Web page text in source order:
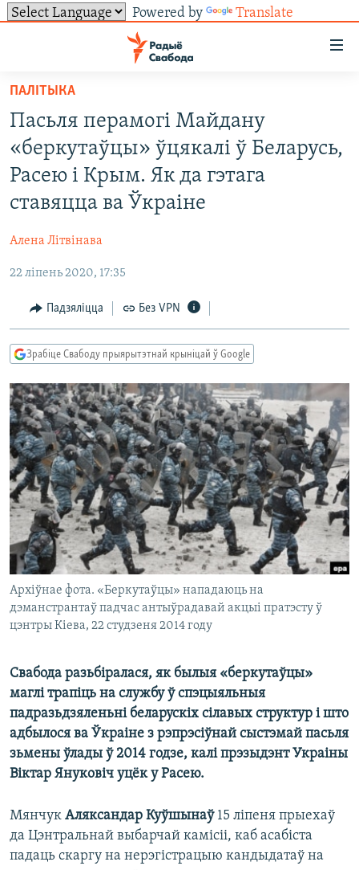
Powered by Translate
ўнівэрсальнага
доступу
Перайсьці
да
галоўнага
зьместу
да
галоўнай
Перайсьці
пошуку
УСЕ НАВІНЫ
ВІДЭА І ФОТА
ВАЙНА
БЕЛАРУСЫ НА ВАЙНЕ
КУЛЬТУРА
КАЛЯНДАР
ТОЛЬКІ НА СВАБОДЗЕ
КНІГІ
АЎДЫЁКНІГІ
МОВА
НА ХВАЛЯХ СВАБОДЫ
СУВЯЗЬ
АБЫСЬЦІ БЛЯКАВАНЬНЕ
FACEBOOK
TWITTER
САЧЫЦЕ ЗА АБНАЎЛЕНЬНЯМІ
Усе сайты РС/РСЭ
ПАЛІТЫКА
Пасьля перамогі Майдану
«беркутаўцы» ўцякалі ў Беларусь,
Расею і Крым. Як да гэтага
ставяцца ва Ўкраіне
Алена Літвінава
22 ліпень 2020, 17:35
Падзяліцца Без VPN
Зрабіце Свабоду прыярытэтнай крыніцай ў Google
Архіўнае фота. «Беркутаўцы» нападаюць на
дэманстрантаў падчас антыўрадавай акцыі пратэсту ў
цэнтры Кіева, 22 студзеня 2014 году
Свабода разьбіралася, як былыя «беркутаўцы»
маглі трапіць на службу ў спэцыяльныя
падразьдзяленьні беларускіх сілавых структур і што
адбылося ва Ўкраіне з рэпрэсіўнай сыстэмай пасьля
зьмены ўлады ў 2014 годзе, калі прэзыдэнт Украіны
Віктар Януковіч уцёк у Расею.
Мянчук Аляксандар Куўшынаў 15 ліпеня прыехаў
да Цэнтральнай выбарчай камісіі, каб асабіста
падаць скаргу на нерэгістрацыю кандыдатаў на